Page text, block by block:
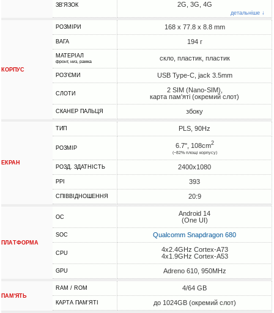
ЗВ'ЯЗОК 2G, 3G, 4G
детальніше ↓
КОРПУС
РОЗМІРИ 168 x 77.8 x 8.8 mm
ВАГА 194 г
МАТЕРІАЛ
фронт, низ, рамка скло, пластик, пластик
РОЗ'ЄМИ USB Type-C, jack 3.5mm
СЛОТИ
2 SIM (Nano-SIM),
карта пам'яті (окремий слот)
СКАНЕР ПАЛЬЦЯ збоку
ЕКРАН
ТИП PLS, 90Hz
РОЗМІР 6.7", 108cm2
(~82% площі корпусу)
РОЗД. ЗДАТНІСТЬ 2400x1080
PPI 393
СПІВВІДНОШЕННЯ 20:9
ПЛАТФОРМА
ОС
Android 14
(One UI)
SOC Qualcomm Snapdragon 680
CPU
4x2.4GHz Cortex-A73
4x1.9GHz Cortex-A53
GPU Adreno 610, 950MHz
ПАМ'ЯТЬ
RAM / ROM 4/64 GB
КАРТА ПАМ'ЯТІ до 1024GB (окремий слот)